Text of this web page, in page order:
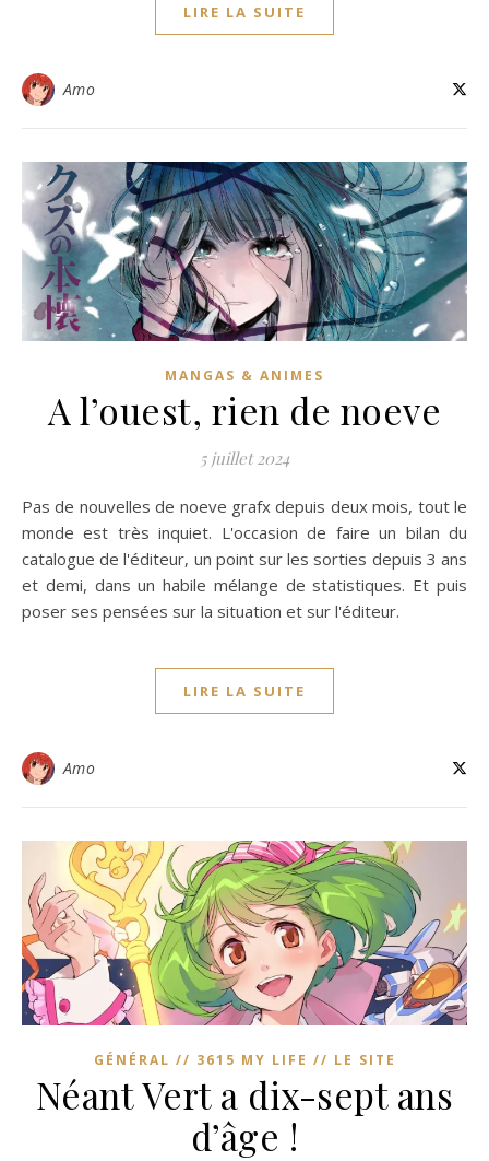
LIRE LA SUITE
Amo
MANGAS & ANIMES
A l’ouest, rien de noeve
5 juillet 2024
Pas de nouvelles de noeve grafx depuis deux mois, tout le
monde est très inquiet. L'occasion de faire un bilan du
catalogue de l'éditeur, un point sur les sorties depuis 3 ans
et demi, dans un habile mélange de statistiques. Et puis
poser ses pensées sur la situation et sur l'éditeur.
LIRE LA SUITE
Amo
GÉNÉRAL // 3615 MY LIFE // LE SITE
Néant Vert a dix-sept ans
d’âge !